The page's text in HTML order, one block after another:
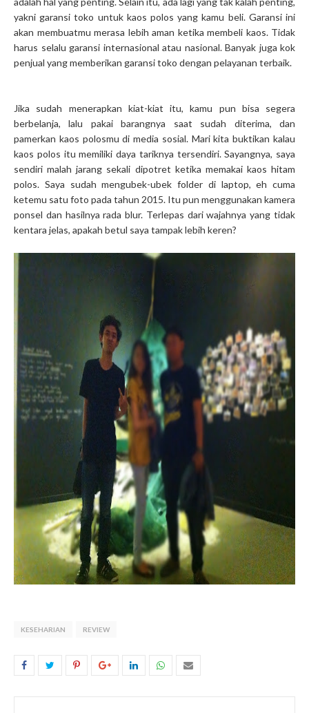
yakni garansi toko untuk kaos polos yang kamu beli. Garansi ini
akan membuatmu merasa lebih aman ketika membeli kaos. Tidak
harus selalu garansi internasional atau nasional. Banyak juga kok
penjual yang memberikan garansi toko dengan pelayanan terbaik.
Jika sudah menerapkan kiat-kiat itu, kamu pun bisa segera
berbelanja, lalu pakai barangnya saat sudah diterima, dan
pamerkan kaos polosmu di media sosial. Mari kita buktikan kalau
kaos polos itu memiliki daya tariknya tersendiri. Sayangnya, saya
sendiri malah jarang sekali dipotret ketika memakai kaos hitam
polos. Saya sudah mengubek-ubek folder di laptop, eh cuma
ketemu satu foto pada tahun 2015. Itu pun menggunakan kamera
ponsel dan hasilnya rada blur. Terlepas dari wajahnya yang tidak
kentara jelas, apakah betul saya tampak lebih keren?
KESEHARIAN REVIEW